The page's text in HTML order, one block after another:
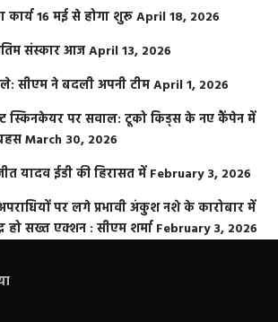
कार्य 16 मई से होगा शुरूApril 18, 2026
संस्कार आजApril 13, 2026
सीएम ने बदली अपनी टीमApril 1, 2026
स्किनकेयर पर सवाल: टूको किड्स के नए कैंपेन में
March 30, 2026
यादव ईडी की हिरासत में February 3, 2026
अपराधियों पर लगे प्रभावी अंकुश नशे के कारोबार में
हो सख्त एक्शन : सीएम शर्मा February 3, 2026